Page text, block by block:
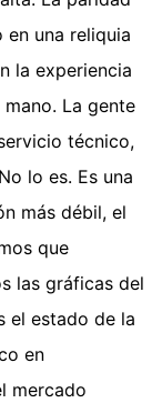
una reliquia
la experiencia
La gente
técnico,
lo es. Es una
más débil, el
que
las gráficas del
el estado de la
en
mercado